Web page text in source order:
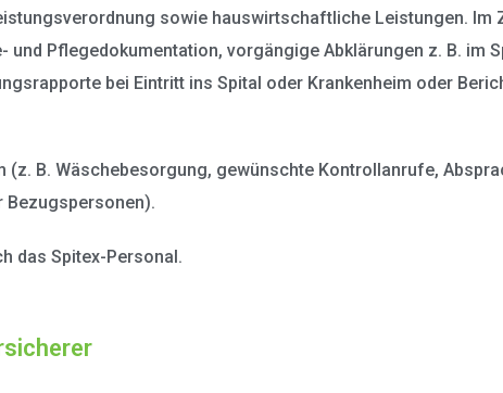
sowie hauswirtschaftliche Leistungen. Im
und Pflegedokumentation, vorgängige Abklärungen z. B. im
bei Eintritt ins Spital oder Krankenheim oder
B. Wäschebesorgung, gewünschte Kontrollanrufe,
Bezugspersonen).
das Spitex-Personal.